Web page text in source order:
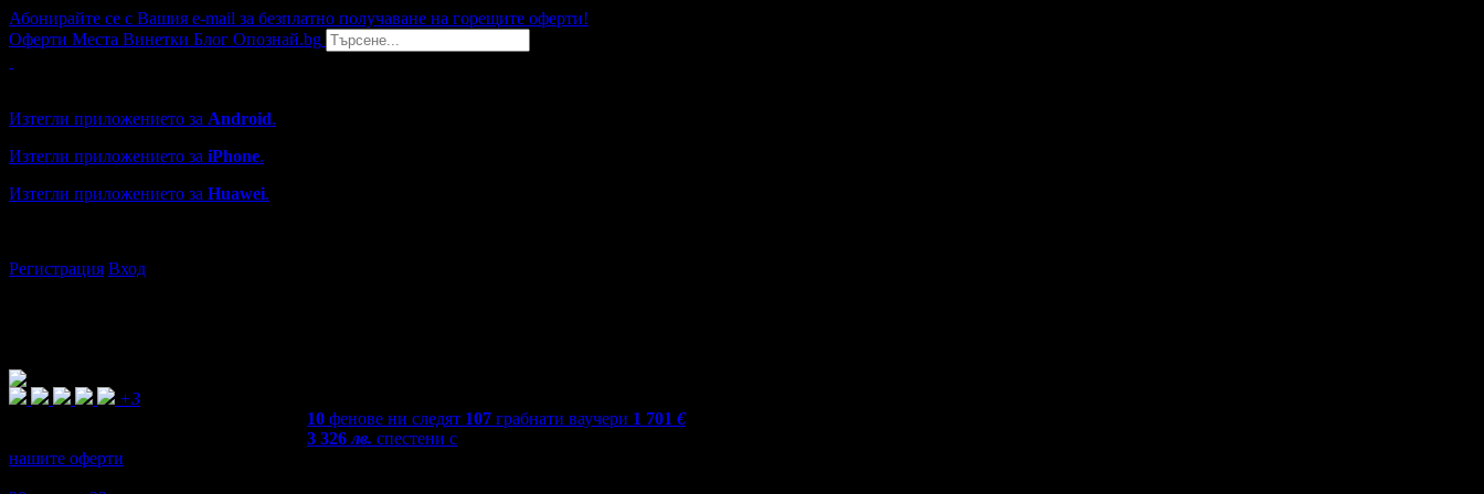
Абонирайте се с Вашия e-mail за безплатно получаване на горещите оферти!
Оферти Места Винетки Блог Опознай.bg
Изтегли приложението за Android.
Изтегли приложението за iPhone.
Изтегли приложението за Huawei.
Регистрация Вход
+3
10 фенове ни следят 107 грабнати ваучери 1 701 €
3 326лв. спестени с
нашите оферти